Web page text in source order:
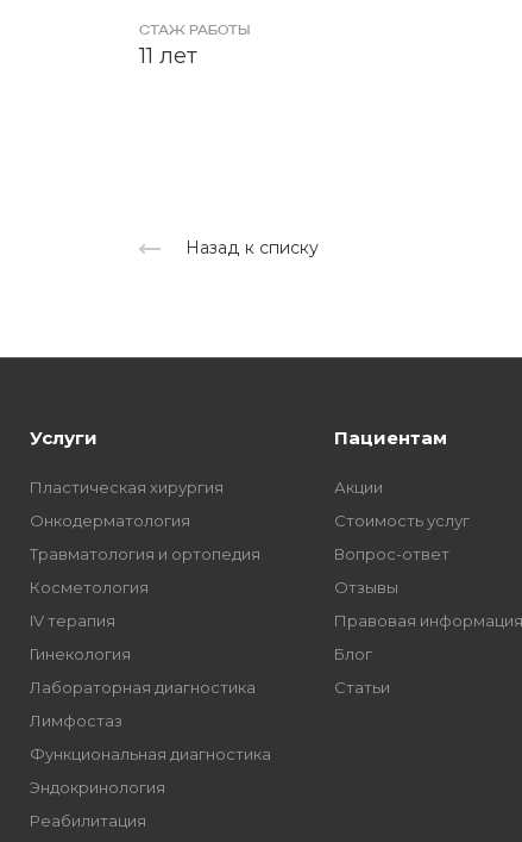
СТАЖ РАБОТЫ
11 лет
Назад к списку
Услуги
Пластическая хирургия
Онкодерматология
Травматология и ортопедия
Косметология
IV терапия
Гинекология
Лабораторная диагностика
Лимфостаз
Функциональная диагностика
Эндокринология
Реабилитация
Пациентам
Акции
Стоимость услуг
Вопрос-ответ
Отзывы
Правовая информация
Блог
Статьи